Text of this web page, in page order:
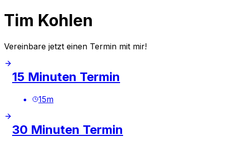
Tim Kohlen
Vereinbare jetzt einen Termin mit mir!
15 Minuten Termin
15m
30 Minuten Termin